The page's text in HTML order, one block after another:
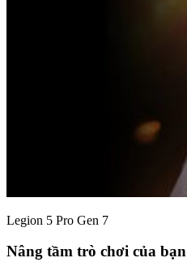
Legion 5 Pro Gen 7
Nâng tầm trò chơi của bạn